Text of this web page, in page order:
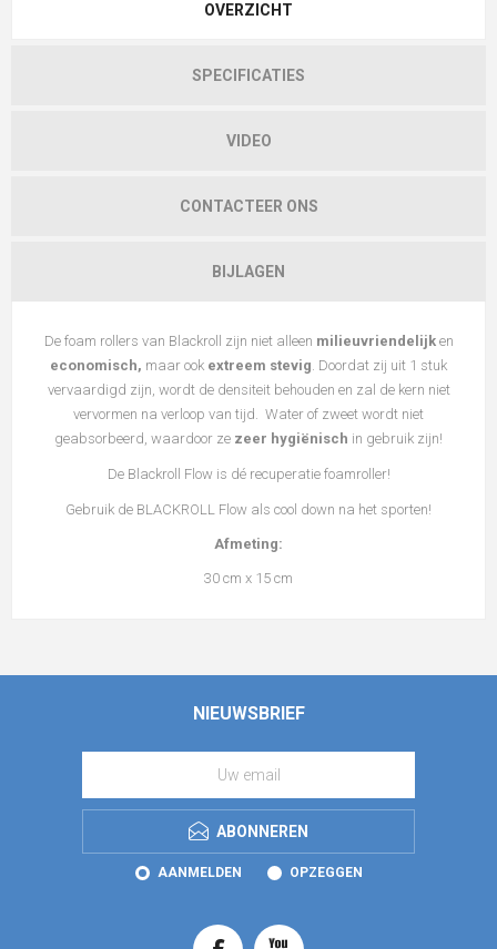
OVERZICHT
SPECIFICATIES
VIDEO
CONTACTEER ONS
BIJLAGEN
De foam rollers van Blackroll zijn niet alleen milieuvriendelijken
economisch, maar ook extreem stevig. Doordat zij uit 1 stuk
vervaardigd zijn, wordt de densiteit behouden en zal de kern niet
vervormen na verloop van tijd. Water of zweet wordt niet
geabsorbeerd, waardoor ze zeer hygiënisch in gebruik zijn!
De Blackroll Flow is dé recuperatie foamroller!
Gebruik de BLACKROLL Flow als cool down na het sporten!
Afmeting:
30 cm x 15 cm
NIEUWSBRIEF
ABONNEREN
AANMELDEN OPZEGGEN